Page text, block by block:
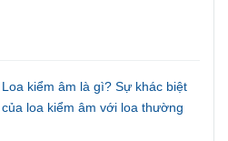
Loa kiểm âm là gì? Sự khác biệt
của loa kiểm âm với loa thường